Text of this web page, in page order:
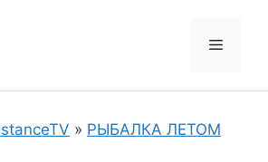
Меню
» РЫБАЛКА ЛЕТОМ